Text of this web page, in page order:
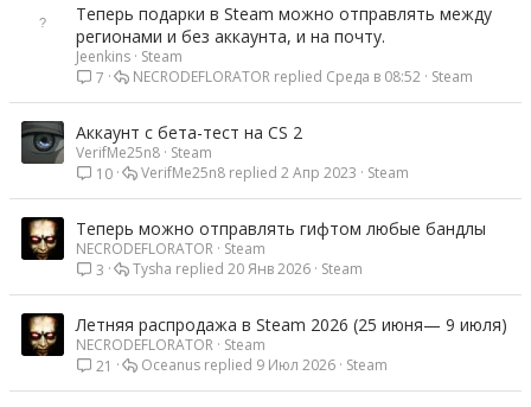
Теперь подарки в Steam можно отправлять между
регионами и без аккаунта, и на почту.
Jeenkins Steam
7
Steam
Среда в 08:52
NECRODEFLORATOR
Аккаунт с бета-тест на CS 2
VerifMe25n8 Steam
10
Steam
2 Апр 2023
VerifMe25n8
Теперь можно отправлять гифтом любые бандлы
NECRODEFLORATOR Steam
3
Steam
20 Янв 2026
Tysha
Летняя распродажа в Steam 2026 (25 июня— 9 июля)
NECRODEFLORATOR Steam
21
Steam
9 Июл 2026
Oceanus